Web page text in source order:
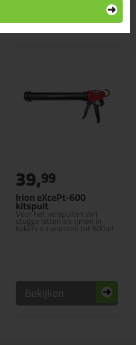
Irion eXcePt-600
kitspuit
Voor het verspuiten van
stugge kitten en lijmen in
kokers en worsten tot 600ml
39,99
Bekijken